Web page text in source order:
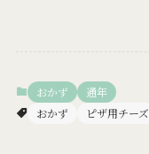
おかず
通年
おかず
ピザ用チーズ